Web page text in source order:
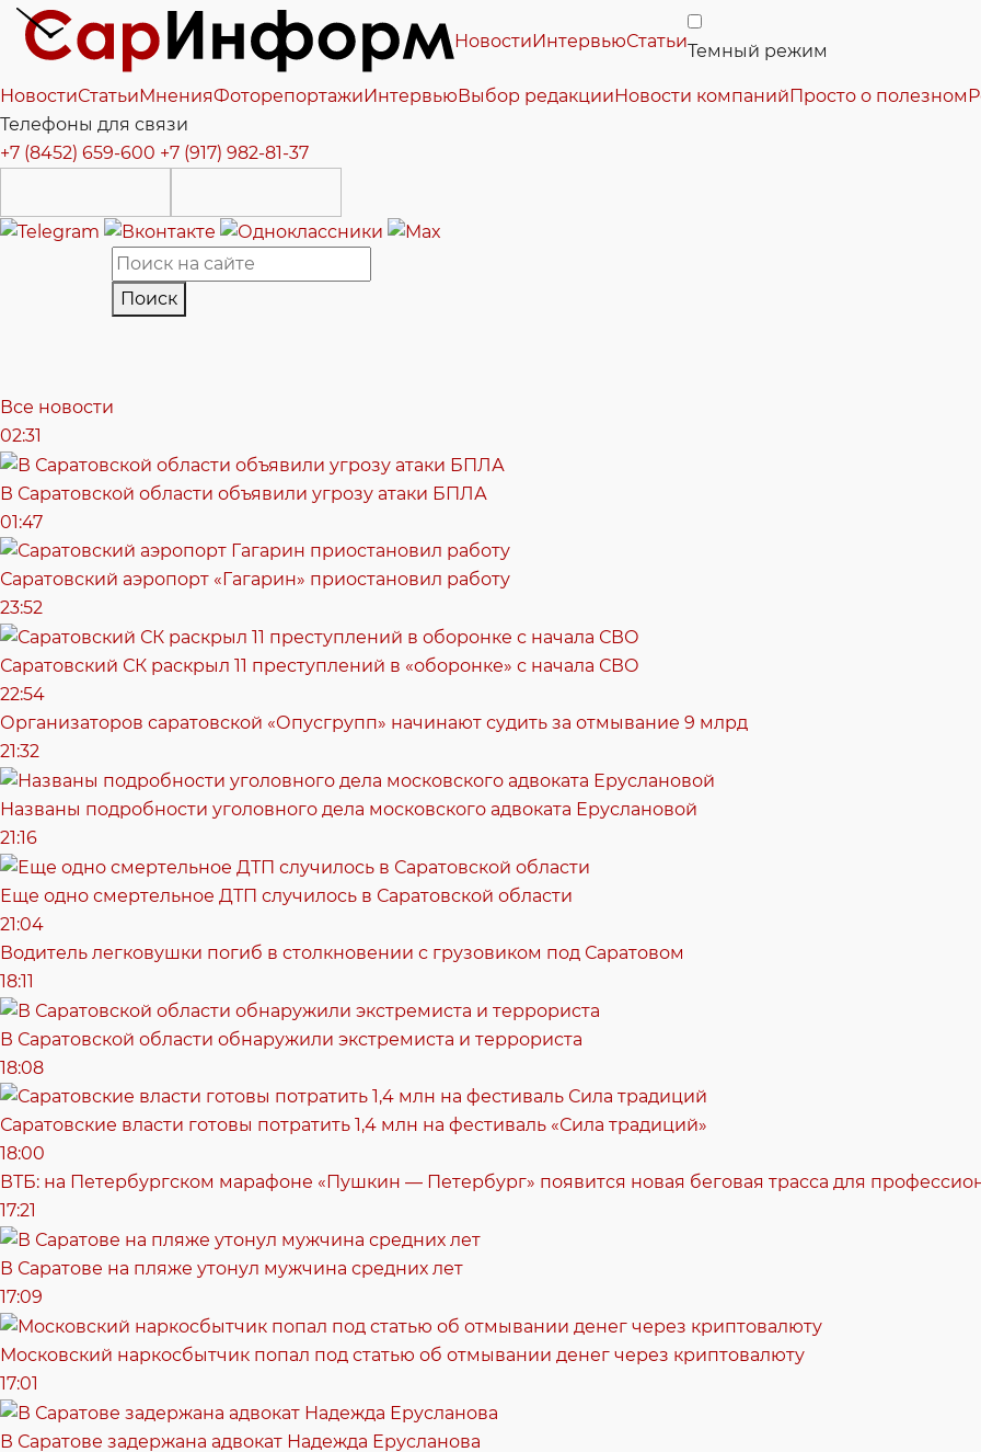
НовостиИнтервьюСтатьиТемный режим
НовостиСтатьиМненияФоторепортажиИнтервьюВыбор редакцииНовости компанийПросто о полезном
Телефоны для связи
+7 (8452) 659-600 +7 (917) 982-81-37
Поиск
Все новости
02:31
В Саратовской области объявили угрозу атаки БПЛА
01:47
Саратовский аэропорт «Гагарин» приостановил работу
23:52
Саратовский СК раскрыл 11 преступлений в «оборонке» с начала СВО
22:54
Организаторов саратовской «Опусгрупп» начинают судить за отмывание 9 млрд
21:32
Названы подробности уголовного дела московского адвоката Еруслановой
21:16
Еще одно смертельное ДТП случилось в Саратовской области
21:04
Водитель легковушки погиб в столкновении с грузовиком под Саратовом
18:11
В Саратовской области обнаружили экстремиста и террориста
18:08
Саратовские власти готовы потратить 1,4 млн на фестиваль «Сила традиций»
18:00
ВТБ: на Петербургском марафоне «Пушкин — Петербург» появится новая беговая трасса для
17:21
В Саратове на пляже утонул мужчина средних лет
17:09
Московский наркосбытчик попал под статью об отмывании денег через криптовалюту
17:01
В Саратове задержана адвокат Надежда Ерусланова